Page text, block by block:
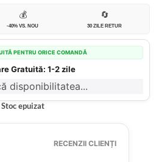
💰
-40% VS. NOU
🔄
30 ZILE RETUR
PENTRU ORICE COMANDĂ
Gratuită: 1-2 zile
disponibilitatea...
Stoc epuizat
RECENZII CLIENȚI